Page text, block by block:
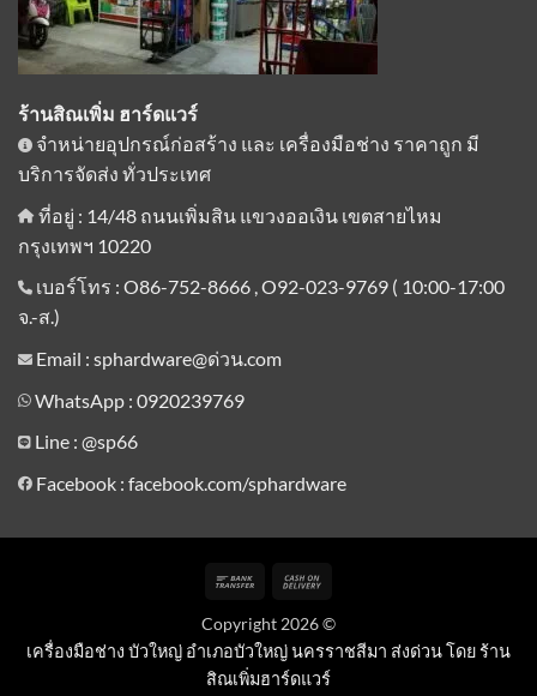
ร้านสิณเพิ่ม ฮาร์ดแวร์
จำหน่ายอุปกรณ์ก่อสร้าง และ เครื่องมือช่าง ราคาถูก มี
บริการจัดส่ง ทั่วประเทศ
ที่อยู่ : 14/48 ถนนเพิ่มสิน แขวงออเงิน เขตสายไหม
กรุงเทพฯ 10220
เบอร์โทร : O86-752-8666 , O92-023-9769 ( 10:00-17:00
จ.-ส.)
Email : sphardware@ด่วน.com
WhatsApp : 0920239769
Line : @sp66
Facebook : facebook.com/sphardware
Bank
Delivery
Copyright 2026 ©
เครื่องมือช่าง บัวใหญ่ อำเภอบัวใหญ่ นครราชสีมา ส่งด่วน โดย ร้าน
สิณเพิ่มฮาร์ดแวร์